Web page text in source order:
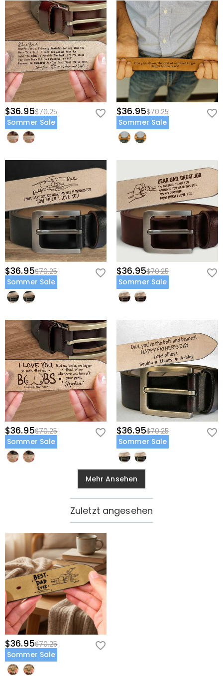
$36.95$70.25
Sommer Sale
$36.95$70.25
Sommer Sale
$36.95$70.25
Sommer Sale
$36.95$70.25
Sommer Sale
$36.95$70.25
Sommer Sale
$36.95$70.25
Sommer Sale
Mehr Ansehen
Zuletzt angesehen
$36.95$70.25
Sommer Sale